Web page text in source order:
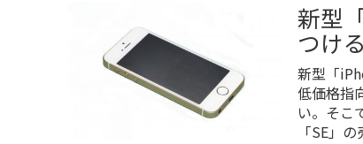
新型
つけ
新型「
低価格指
い。そこ
「SE」